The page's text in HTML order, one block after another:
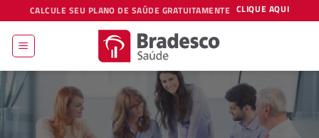
to
content
CALCULE SEU PLANO DE SAÚDE GRATUITAMENTE CLIQUE AQUI